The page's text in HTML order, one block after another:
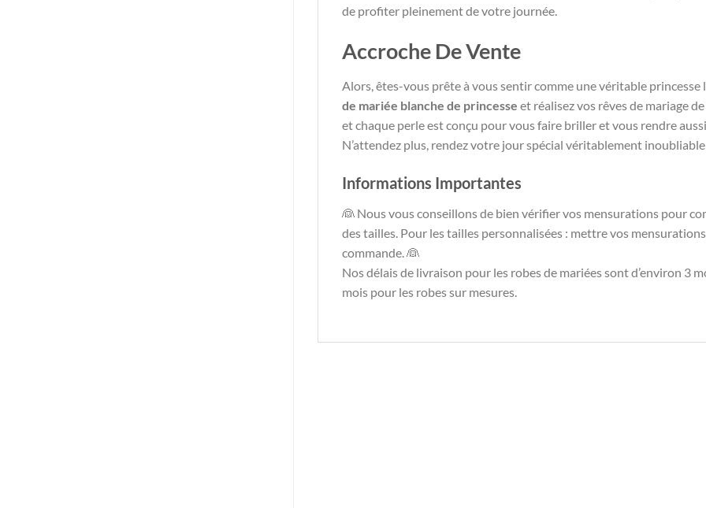
de profiter pleinement de votre journée.
Accroche De Vente
Alors, êtes-vous prête à vous sentir comme une véritable princesse
de mariée blanche de princesse et réalisez vos rêves de mariage
et chaque perle est conçu pour vous faire briller et vous rendre
N’attendez plus, rendez votre jour spécial véritablement
Informations Importantes
👰 Nous vous conseillons de bien vérifier vos mensurations pour
des tailles. Pour les tailles personnalisées : mettre vos
commande. 👰
Nos délais de livraison pour les robes de mariées sont d’environ 3
mois pour les robes sur mesures.